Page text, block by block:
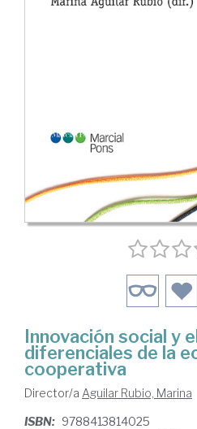
Innovación social y
diferenciales de la
cooperativa
Director/a Aguilar Rubio, Marina
ISBN: 9788413814025